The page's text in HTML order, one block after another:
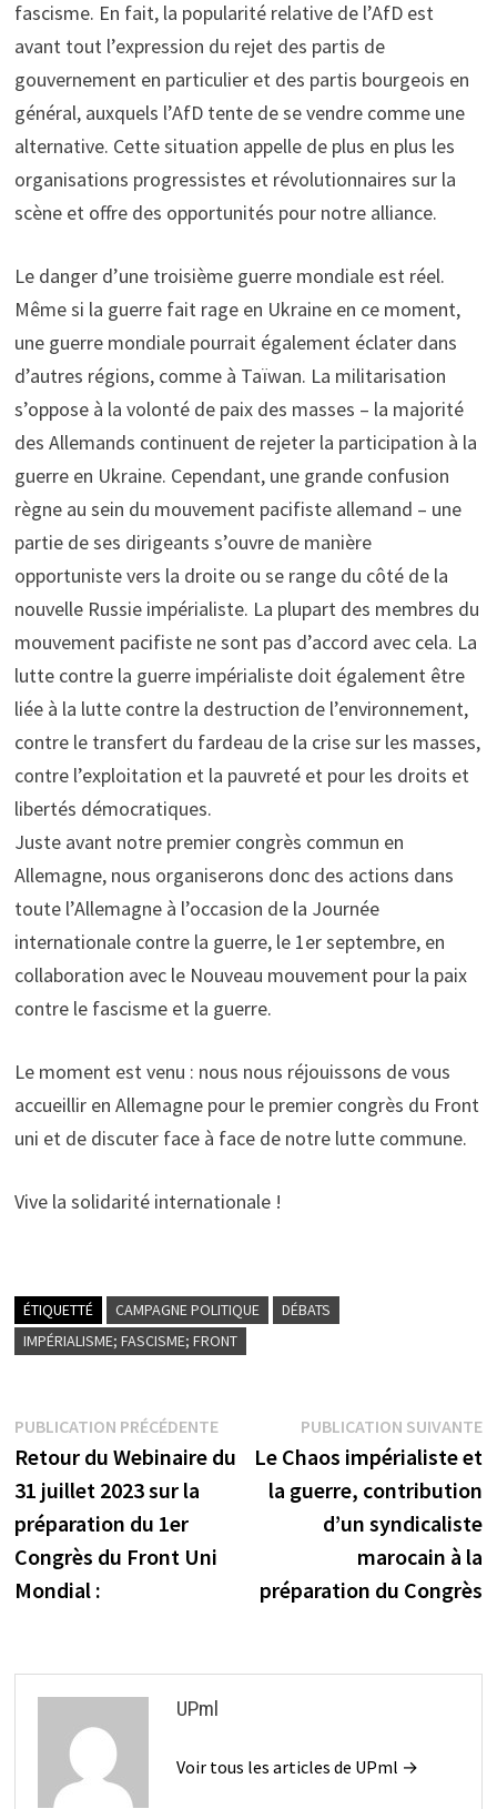
fascisme. En fait, la popularité relative de l’AfD est
avant tout l’expression du rejet des partis de
gouvernement en particulier et des partis bourgeois en
général, auxquels l’AfD tente de se vendre comme une
alternative. Cette situation appelle de plus en plus les
organisations progressistes et révolutionnaires sur la
scène et offre des opportunités pour notre alliance.
Le danger d’une troisième guerre mondiale est réel.
Même si la guerre fait rage en Ukraine en ce moment,
une guerre mondiale pourrait également éclater dans
d’autres régions, comme à Taïwan. La militarisation
s’oppose à la volonté de paix des masses – la majorité
des Allemands continuent de rejeter la participation à la
guerre en Ukraine. Cependant, une grande confusion
règne au sein du mouvement pacifiste allemand – une
partie de ses dirigeants s’ouvre de manière
opportuniste vers la droite ou se range du côté de la
nouvelle Russie impérialiste. La plupart des membres du
mouvement pacifiste ne sont pas d’accord avec cela. La
lutte contre la guerre impérialiste doit également être
liée à la lutte contre la destruction de l’environnement,
contre le transfert du fardeau de la crise sur les masses,
contre l’exploitation et la pauvreté et pour les droits et
libertés démocratiques.
Juste avant notre premier congrès commun en
Allemagne, nous organiserons donc des actions dans
toute l’Allemagne à l’occasion de la Journée
internationale contre la guerre, le 1er septembre, en
collaboration avec le Nouveau mouvement pour la paix
contre le fascisme et la guerre.
Le moment est venu : nous nous réjouissons de vous
accueillir en Allemagne pour le premier congrès du Front
uni et de discuter face à face de notre lutte commune.
Vive la solidarité internationale !
ÉTIQUETTÉ CAMPAGNE POLITIQUE
DÉBATS
IMPÉRIALISME; FASCISME; FRONT
Navigation
de
l’article
PUBLICATION PRÉCÉDENTEPublication
précédente :
Retour du Webinaire du
31 juillet 2023 sur la
préparation du 1er
Congrès du Front Uni
Mondial :
PUBLICATION SUIVANTE
Le Chaos impérialiste et
la guerre, contribution
d’un syndicaliste
marocain à la
préparation du Congrès
UPml
Voir tous les articles de UPml →